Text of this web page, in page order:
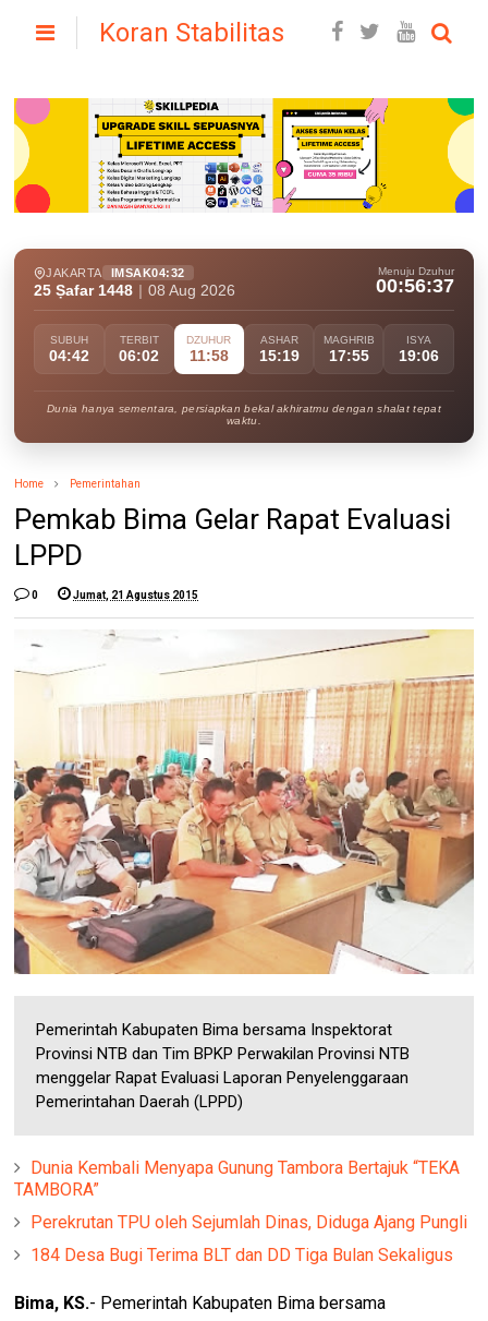
Koran Stabilitas
JAKARTA IMSAK04:32
25 Ṣafar 1448 08 Aug 2026
Menuju Dzuhur
00:56:36
SUBUH
04:42
TERBIT
06:02
DZUHUR
11:58
ASHAR
15:19
MAGHRIB
17:55
ISYA
19:06
Dunia hanya sementara, persiapkan bekal akhiratmu dengan shalat tepat
waktu.
Home Pemerintahan
Pemkab Bima Gelar Rapat Evaluasi
LPPD
0 Jumat, 21 Agustus 2015
Pemerintah Kabupaten Bima bersama Inspektorat
Provinsi NTB dan Tim BPKP Perwakilan Provinsi NTB
menggelar Rapat Evaluasi Laporan Penyelenggaraan
Pemerintahan Daerah (LPPD)
Dunia Kembali Menyapa Gunung Tambora Bertajuk “TEKA
TAMBORA”
Perekrutan TPU oleh Sejumlah Dinas, Diduga Ajang Pungli
184 Desa Bugi Terima BLT dan DD Tiga Bulan Sekaligus
Bima, KS.- Pemerintah Kabupaten Bima bersama